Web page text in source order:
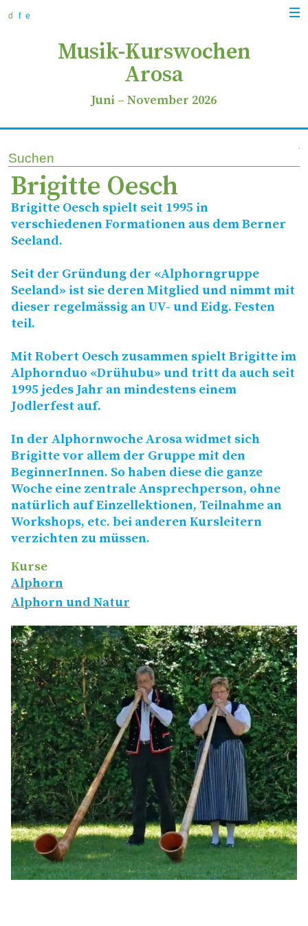
d f e
Musik-Kurswochen
Arosa
Juni – November 2026
Suchen
Brigitte Oesch
Brigitte Oesch spielt seit 1995 in
verschiedenen Formationen aus dem Berner
Seeland.
Seit der Gründung der «Alphorngruppe
Seeland» ist sie deren Mitglied und nimmt mit
dieser regelmässig anUV- und Eidg. Festen
teil.
Mit Robert Oesch zusammen spielt Brigitte im
Alphornduo «Drühubu» und tritt da auch seit
1995 jedes Jahr an mindestens einem
Jodlerfest auf.
In der Alphornwoche Arosa widmet sich
Brigitte vor allem der Gruppe mit den
BeginnerInnen. So haben diese die ganze
Woche eine zentrale Ansprechperson, ohne
natürlich auf Einzellektionen, Teilnahme an
Workshops, etc. bei anderen Kursleitern
verzichten zu müssen.
Kurse
Alphorn
Alphorn und Natur